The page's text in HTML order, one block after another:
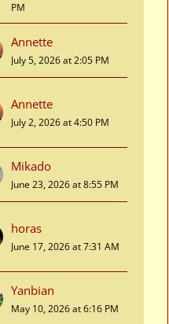
PM
Annette
July 5, 2026 at 2:05 PM
Annette
July 2, 2026 at 4:50 PM
Mikado
June 23, 2026 at 8:55 PM
horas
June 17, 2026 at 7:31 AM
Yanbian
May 10, 2026 at 6:16 PM